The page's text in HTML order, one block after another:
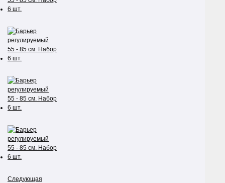
Следующая